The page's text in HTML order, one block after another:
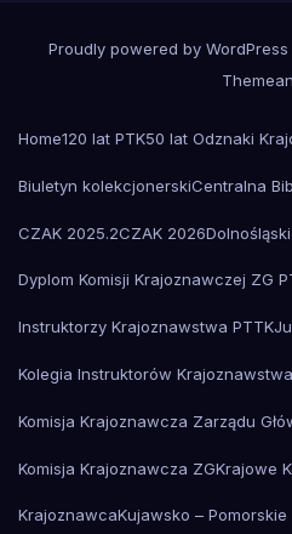
Proudly powered by WordPress
Home120 lat PTK50 lat Odznaki
Biuletyn kolekcjonerskiCentralna
CZAK 2025.2CZAK 2026
Dyplom Komisji Krajoznawczej ZG
Instruktorzy Krajoznawstwa PTTK
Kolegia Instruktorów
Komisja Krajoznawcza Zarządu
Komisja Krajoznawcza ZGKrajowe
KrajoznawcaKujawsko – Pomorskie